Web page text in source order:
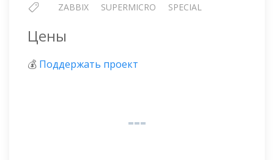
ZABBIX SUPERMICRO SPECIAL
Цены
💰 Поддержать проект